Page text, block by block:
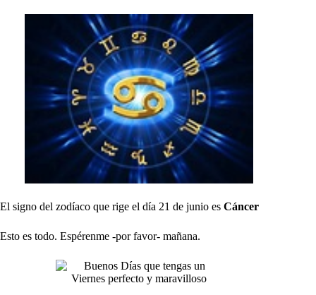
El signo del zodíaco que rige el día 21 de junio es Cáncer
Esto es todo. Espérenme -por favor- mañana.